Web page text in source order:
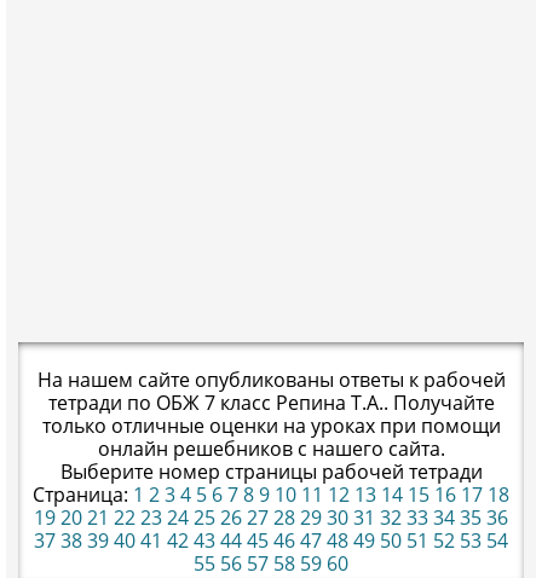
На нашем сайте опубликованы ответы к рабочей
тетради по ОБЖ 7 класс Репина Т.А.. Получайте
только отличные оценки на уроках при помощи
онлайн решебников с нашего сайта.
Выберите номер страницы рабочей тетради
Страница: 1 234 5 6789 10 11 12 13 14 15 16 17 18
192021 22232425262728293031 3233343536
3738394041 4243444546474849 50 51 52 53 54
55 56 57 58 59 60